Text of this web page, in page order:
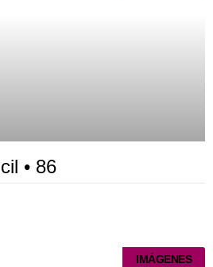
• 86
IMÁGENES